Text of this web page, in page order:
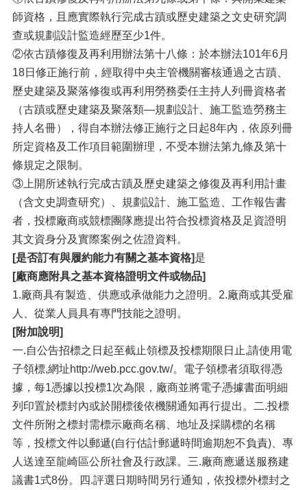
師資格，且應實際執行完成古蹟或歷史建築之文史研究調
查或規劃設計監造經歷至少1件。
②依古蹟修復及再利用辦法第十八條：於本辦法101年6月
18日修正施行前，經取得中央主管機關審核通過之古蹟、
歷史建築及聚落修復或再利用勞務委任主持人列冊資格者
（古蹟或歷史建築及聚落類—規劃設計、施工監造勞務主
持人名冊），得自本辦法修正施行之日起8年內，依原列冊
所定資格及工作項目範圍辦理，不受本辦法第九條及第十
條規定之限制。
③上開所述執行完成古蹟及歷史建築之修復及再利用計畫
（含文史調查研究）、規劃設計、施工監造、工作報告書
者，投標廠商或競標團隊應提出符合投標資格及足資證明
其文資身分及實際案例之佐證資料。
[是否訂有與履約能力有關之基本資格]是
[廠商應附具之基本資格證明文件或物品]
1.廠商具有製造、供應或承做能力之證明。2.廠商或其受雇
人、從業人員具有專門技能之證明。
[附加說明]
一.自公告招標之日起至截止領標及投標期限日止,請使用電
子領標,網址http://web.pcc.gov.tw/。電子領標者須取得憑
據，每1憑據以投標1次為限，廠商並將電子憑據書面明細
列印置於標封內或於開標後依機關通知再行提出。二.投標
文件所附之標封需標示廠商名稱、地址及採購標的名稱
等，投標文件以郵遞(自行估計郵遞時間逾期恕不負責)、專
人送達至龍崎區公所社會及行政課。三.廠商應遞送服務建
議書1式8份。四.評選日期時間另行通知，依投標外標封之